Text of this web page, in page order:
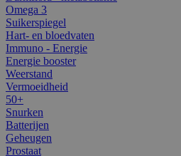
Omega 3
Suikerspiegel
Hart- en bloedvaten
Immuno - Energie
Energie booster
Weerstand
Vermoeidheid
50+
Snurken
Batterijen
Geheugen
Prostaat